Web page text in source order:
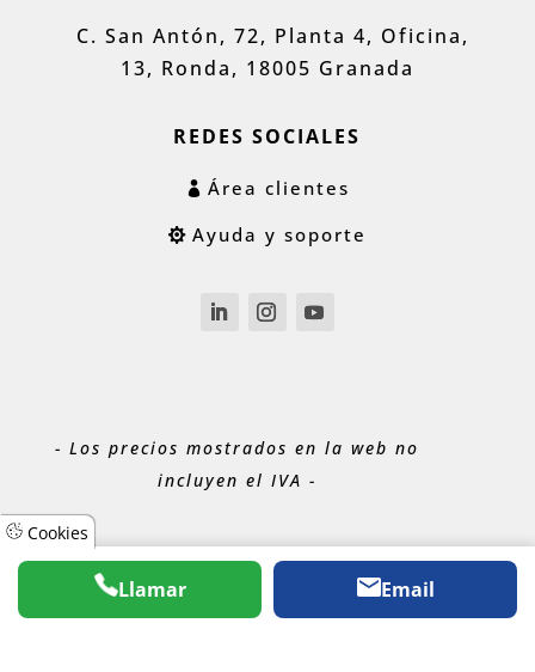
C. San Antón, 72, Planta 4, Oficina,
13, Ronda, 18005 Granada
REDES SOCIALES
Área clientes
Ayuda y soporte
- Los precios mostrados en la web no
incluyen el IVA -
Cookies
Llamar Email